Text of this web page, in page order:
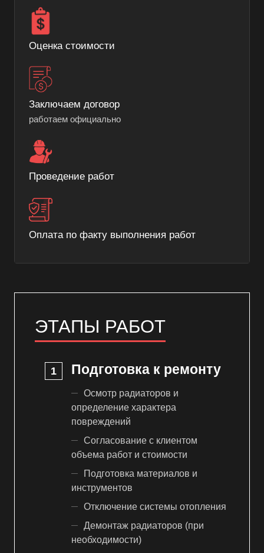
Оценка стоимости
Заключаем договор
работаем официально
Проведение работ
Оплата по факту выполнения работ
ЭТАПЫ РАБОТ
Подготовка к ремонту
Осмотр радиаторов и
определение характера
повреждений
Согласование с клиентом
объема работ и стоимости
Подготовка материалов и
инструментов
Отключение системы отопления
Демонтаж радиаторов (при
необходимости)